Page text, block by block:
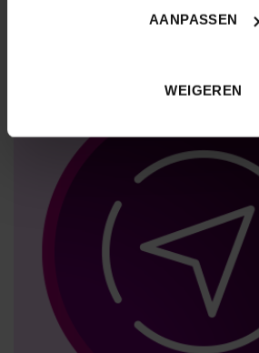
AANPASSEN
WEIGEREN
Meer informatie